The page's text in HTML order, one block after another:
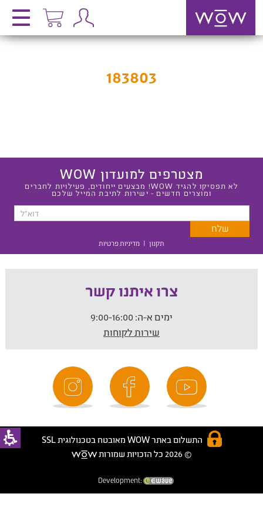
183803
מצטרפים למועדון WOW
לא תפסיקו להגיד WOW! מבצעים ייחודים, פעילויות לחברים
ומוצרים חדשים - ישירות לתיבת המייל שלכם
תקנון | מדיניות פרטיות
צרו איתנו קשר
ימים א-ה:
שירות לקוחות
התשלום באתר WOW מאובטח בטכנולוגית SSL
© 2026 כל הזכויות שמורות
Development: